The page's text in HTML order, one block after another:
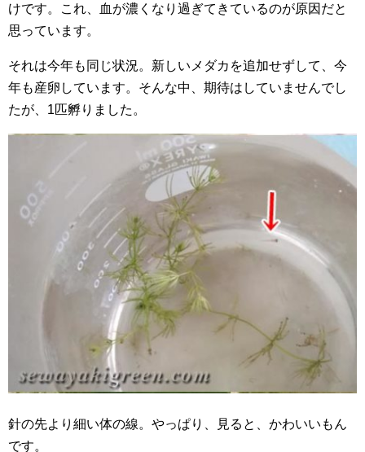
けです。これ、血が濃くなり過ぎてきているのが原因だと
思っています。
それは今年も同じ状況。新しいメダカを追加せずして、今
年も産卵しています。そんな中、期待はしていませんでし
たが、1匹孵りました。
針の先より細い体の線。やっぱり、見ると、かわいいもん
です。